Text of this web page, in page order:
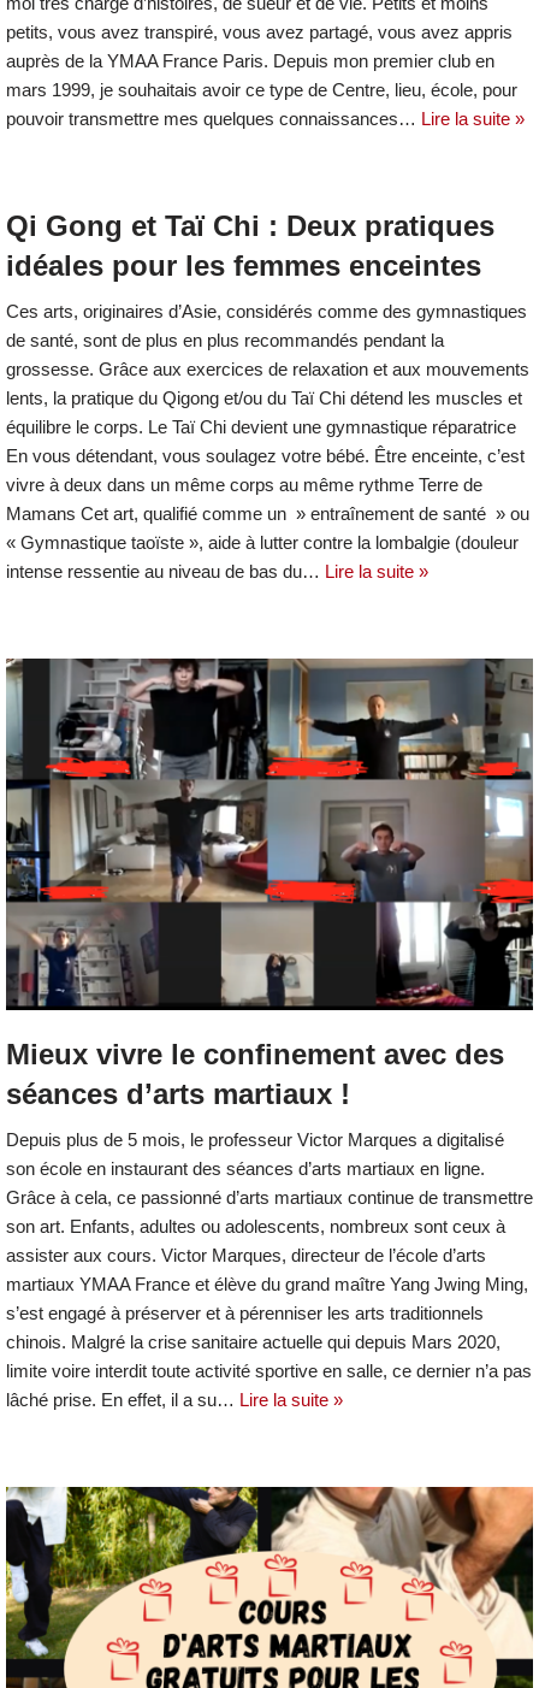
petits, vous avez transpiré, vous avez partagé, vous avez appris
auprès de la YMAA France Paris. Depuis mon premier club en
mars 1999, je souhaitais avoir ce type de Centre, lieu, école, pour
pouvoir transmettre mes quelques connaissances… Lire la suite »
Qi Gong et Taï Chi : Deux pratiques
idéales pour les femmes enceintes
Ces arts, originaires d’Asie, considérés comme des gymnastiques
de santé, sont de plus en plus recommandés pendant la
grossesse. Grâce aux exercices de relaxation et aux mouvements
lents, la pratique du Qigong et/ou du Taï Chi détend les muscles et
équilibre le corps. Le Taï Chi devient une gymnastique réparatrice
En vous détendant, vous soulagez votre bébé. Être enceinte, c’est
vivre à deux dans un même corps au même rythme Terre de
Mamans Cet art, qualifié comme un » entraînement de santé » ou
« Gymnastique taoïste », aide à lutter contre la lombalgie (douleur
intense ressentie au niveau de bas du… Lire la suite »
Mieux vivre le confinement avec des
séances d’arts martiaux !
Depuis plus de 5 mois, le professeur Victor Marques a digitalisé
son école en instaurant des séances d’arts martiaux en ligne.
Grâce à cela, ce passionné d’arts martiaux continue de transmettre
son art. Enfants, adultes ou adolescents, nombreux sont ceux à
assister aux cours. Victor Marques, directeur de l’école d’arts
martiaux YMAA France et élève du grand maître Yang Jwing Ming,
s’est engagé à préserver et à pérenniser les arts traditionnels
chinois. Malgré la crise sanitaire actuelle qui depuis Mars 2020,
limite voire interdit toute activité sportive en salle, ce dernier n’a pas
lâché prise. En effet, il a su… Lire la suite »